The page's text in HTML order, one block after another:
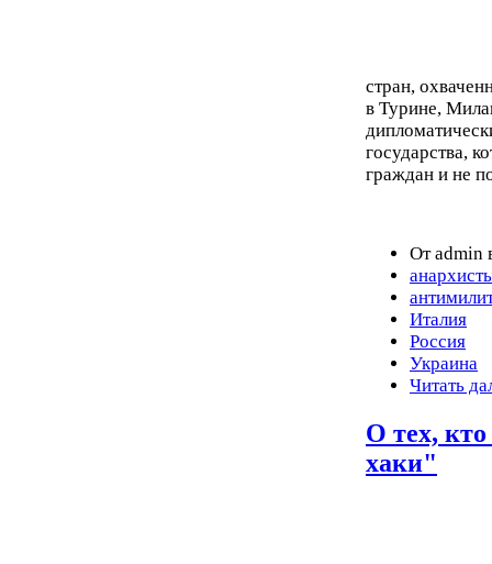
стран,
в Турине,
государства,
граждан и не
От admin
Италия
Россия
Украина
Читать
О тех,
хаки"